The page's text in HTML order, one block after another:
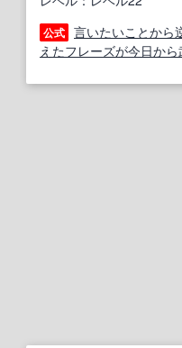
公式 言いたいことから
えたフレーズが今日か